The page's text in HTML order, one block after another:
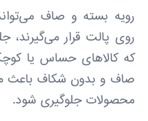
رویه بسته و صاف
روی پالت قرار می‌گیرند،
که کالاهای حساس یا
صاف و بدون شکاف باعث
محصولات جلوگیری شود.